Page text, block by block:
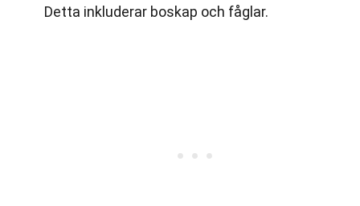
Detta inkluderar boskap och fåglar.